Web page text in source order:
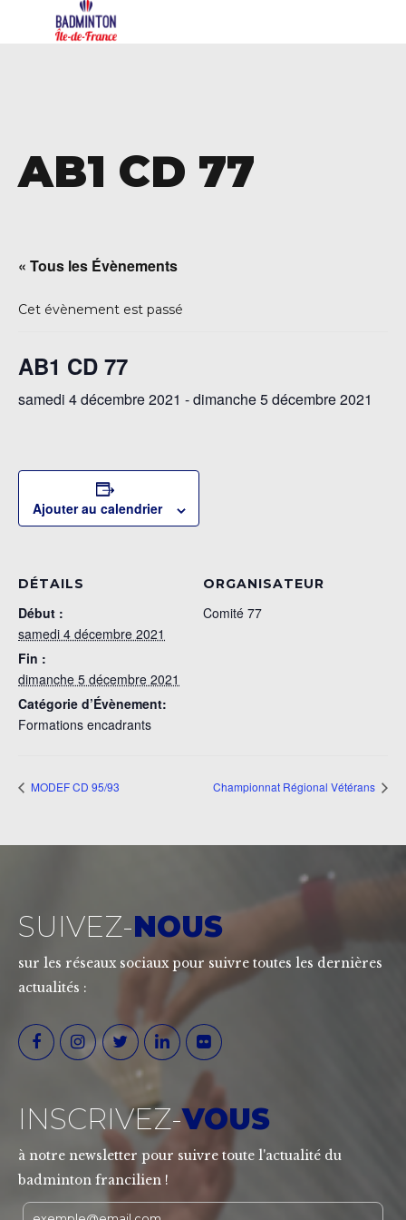
AB1 CD 77
« Tous les Évènements
Cet évènement est passé
AB1 CD 77
samedi 4 décembre 2021 -dimanche 5 décembre 2021
Ajouter au calendrier
DÉTAILS
Début :
samedi 4 décembre 2021
Fin :
dimanche 5 décembre 2021
Catégorie d’Évènement:
Formations encadrants
ORGANISATEUR
Comité 77
MODEF CD 95/93 Championnat Régional Vétérans
SUIVEZ-NOUS
sur les réseaux sociaux pour suivre toutes les dernières
actualités :
INSCRIVEZ-VOUS
à notre newsletter pour suivre toute l'actualité du
badminton francilien !